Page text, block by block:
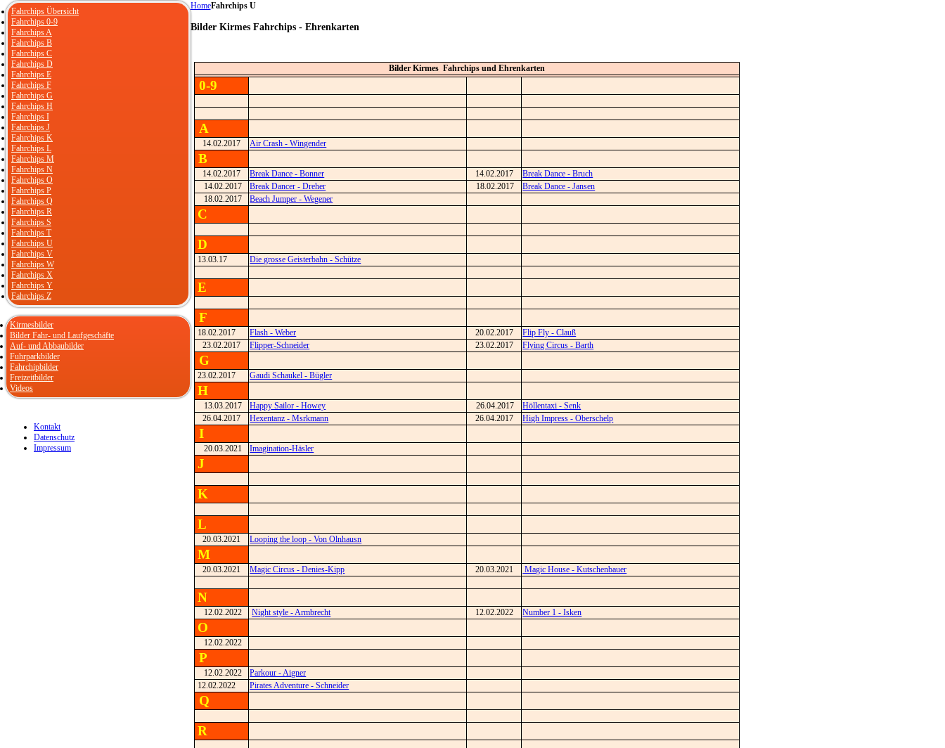
HomeFahrchips U
Bilder Kirmes Fahrchips - Ehrenkarten
Bilder Kirmes Fahrchips und Ehrenkarten
0-9
A
14.02.2017 Air Crash - Wingender
B
14.02.2017 Break Dance - Bonner 14.02.2017
Break Dance - Bruch
14.02.2017
Break Dancer - Dreher 18.02.2017
Break Dance - Jansen
18.02.2017
Beach Jumper - Wegener
C
D
13.03.17 Die grosse Geisterbahn - Schütze
E
F
18.02.2017 Flash - Weber 20.02.2017
Flip Fly - Clauß
23.02.2017
Flipper-Schneider 23.02.2017 Flying Circus - Barth
G
23.02.2017 Gaudi Schaukel - Bügler
H
13.03.2017 Happy Sailor - Howey 26.04.2017
Höllentaxi - Senk
26.04.2017
Hexentanz - Msrkmann 26.04.2017 High Impress - Oberschelp
I
20.03.2021 Imagination-Häsler
J
K
L
20.03.2021 Looping the loop - Von Olnhausn
M
20.03.2021 Magic Circus - Denies-Kipp 20.03.2021 Magic House - Kutschenbauer
N
12.02.2022 Night style - Armbrecht 12.02.2022 Number 1 - Isken
O
12.02.2022
P
12.02.2022
Parkour - Aigner
12.02.2022
Pirates Adventure - Schneider
Q
R
Fahrchips Übersicht
Fahrchips 0-9
Fahrchips A
Fahrchips B
Fahrchips C
Fahrchips D
Fahrchips E
Fahrchips F
Fahrchips G
Fahrchips H
Fahrchips I
Fahrchips J
Fahrchips K
Fahrchips L
Fahrchips M
Fahrchips N
Fahrchips O
Fahrchips P
Fahrchips Q
Fahrchips R
Fahrchips S
Fahrchips T
Fahrchips U
Fahrchips V
Fahrchips W
Fahrchips X
Fahrchips Y
Fahrchips Z
Kirmesbilder
Bilder Fahr- und Laufgeschäfte
Auf- und Abbaubilder
Fuhrparkbilder
Fahrchipbilder
Freizeitbilder
Videos
Kontakt
Datenschutz
Impressum